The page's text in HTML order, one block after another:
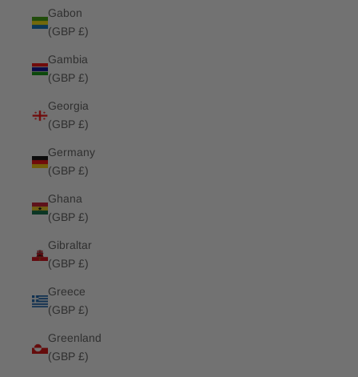
Gabon
(GBP £)
Gambia
(GBP £)
Georgia
(GBP £)
Germany
(GBP £)
Ghana
(GBP £)
Gibraltar
(GBP £)
Greece
(GBP £)
Greenland
(GBP £)